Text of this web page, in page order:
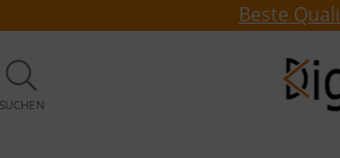
Beste
SUCHEN